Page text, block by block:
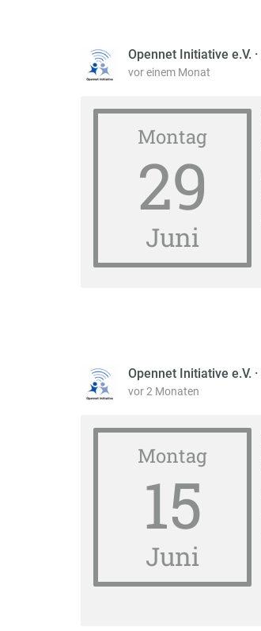
Opennet Initiative e.V. ·
vor einem Monat
Montag
29
Juni
Opennet Initiative e.V. ·
vor 2 Monaten
Montag
15
Juni